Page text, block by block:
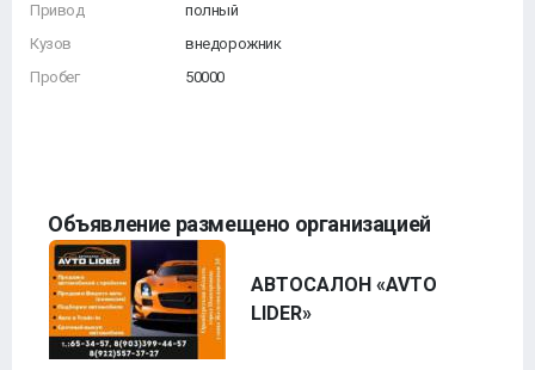
Привод
Кузов
Пробег
полный
внедорожник
50000
Объявление размещено организацией
АВТОСАЛОН «AVTO
LIDER»